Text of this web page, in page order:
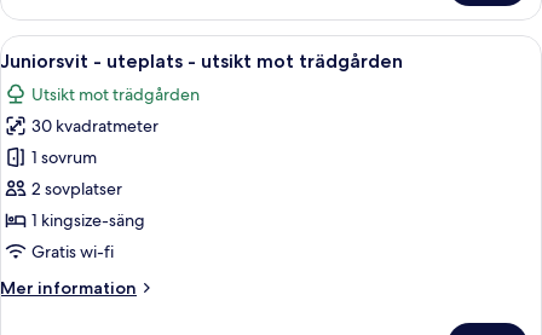
-
terrass
-
mot
poolen
Öppna
alla
foton
för
Juniorsvit
-
uteplats
-
mot
Juniorsvit - uteplats - utsikt mot
5
Juniorsvit - uteplats - utsikt mot trädgården
Utsikt mot trädgården
30 kvadratmeter
1 sovrum
2 sovplatser
1 kingsize-säng
Gratis wi-fi
Mer information
Mer